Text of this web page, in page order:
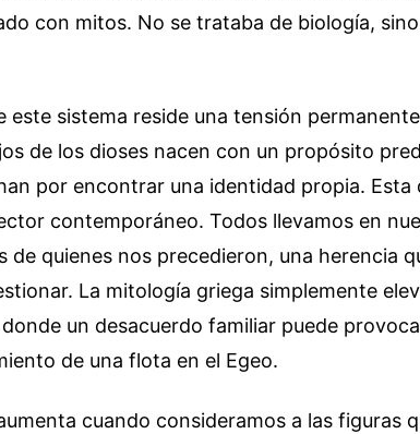
con mitos. No se trataba de biología,
este sistema reside una tensión
de los dioses nacen con un propósito
por encontrar una identidad propia. Esta
contemporáneo. Todos llevamos en
de quienes nos precedieron, una herencia
La mitología griega simplemente
un desacuerdo familiar puede
de una flota en el Egeo.
cuando consideramos a las figuras